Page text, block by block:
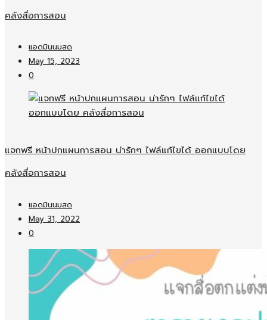
คลังสื่อการสอน
แอดมินนมสด
May 15, 2023
0
แจกฟรี หน้าปกแผนการสอน น่ารักๆ ไฟล์แก้ไขได้ ออกแบบโดย
คลังสื่อการสอน
แอดมินนมสด
May 31, 2022
0